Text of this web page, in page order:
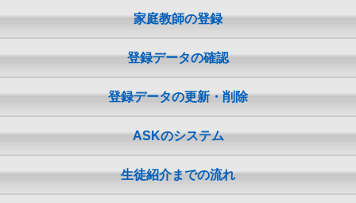
家庭教師の登録
登録データの確認
登録データの更新・削除
ASKのシステム
生徒紹介までの流れ